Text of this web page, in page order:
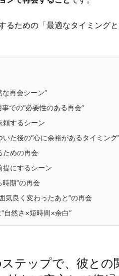
るための「最適なタイミング
な再会シーン”
での“必要性のある再会”
頼するシーン
た後の“心に余裕があるタイミング
ための再会
提にするシーン
期”の再会
気良く変わったあと”の再会
自然さ×短時間×余白”
テップで、彼との